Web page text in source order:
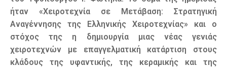
ήταν «Χειροτεχνία σε Μετάβαση: Στρατηγική
Αναγέννησης της Ελληνικής Χειροτεχνίας» και ο
στόχος της η δημιουργία μιας νέας γενιάς
χειροτεχνών με επαγγελματική κατάρτιση στους
κλάδους της υφαντικής, της κεραμικής και της